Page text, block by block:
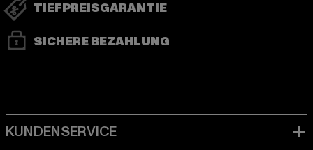
TIEFPREISGARANTIE
SICHERE BEZAHLUNG